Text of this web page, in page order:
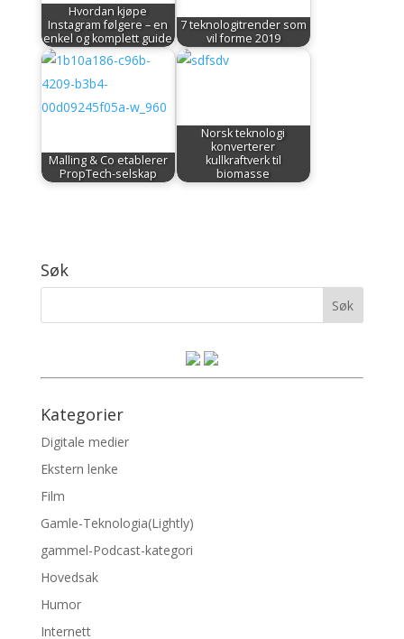
Hvordan kjøpe
Instagram følgere – en
enkel og komplett guide
7 teknologitrender som
vil forme 2019
Malling & Co etablerer
PropTech-selskap
Norsk teknologi
konverterer
kullkraftverk til
biomasse
Søk
Kategorier
Digitale medier
Ekstern lenke
Film
Gamle-Teknologia(Lightly)
gammel-Podcast-kategori
Hovedsak
Humor
Internett